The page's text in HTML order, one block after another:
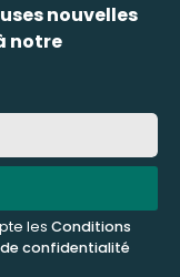
nouvelles
notre
les Conditions
confidentialité